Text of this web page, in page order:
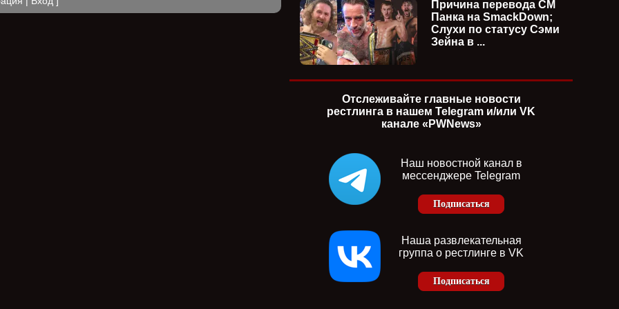
Причина перевода СМ
Панка на SmackDown;
Слухи по статусу Сэми
Зейна в ...
Отслеживайте главные новости
рестлинга в нашем Telegram и/или VK
канале «PWNews»
Наш новостной канал в
мессенджере Telegram
Подписаться
Наша развлекательная
группа о рестлинге в VK
Подписаться